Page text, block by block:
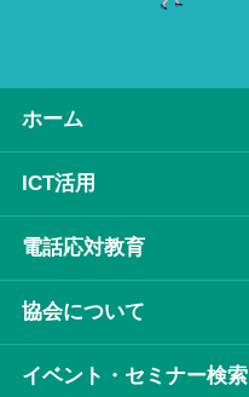
ホーム
ICT活⽤
電話応対教育
協会について
イベント・セミナー検索